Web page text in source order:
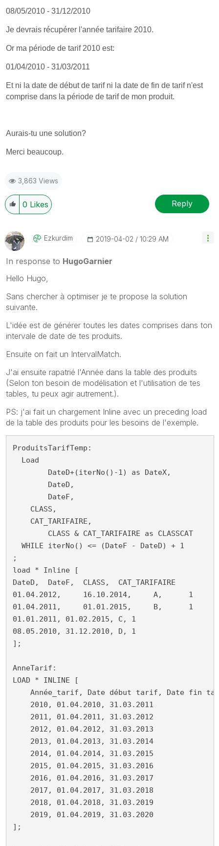
08/05/2010 - 31/12/2010
Je devrais récupérer l'année tarifaire 2010.
Or ma période de tarif 2010 est:
01/04/2010 - 31/03/2011
Et ni la date de début de tarif ni la date de fin de tarif n'est
comprise dans la période de tarif de mon produit.
Aurais-tu une solution?
Merci beaucoup.
3,863 Views
0 Likes Reply
Ezkurdim ‎2019-04-02 10:29 AM
In response to HugoGarnier
Hello Hugo,
Sans chercher à optimiser je te propose la solution
suivante.
L'idée est de générer toutes les dates comprises dans ton
intervale de date de tes produits.
Ensuite on fait un IntervalMatch.
J'ai ensuite rapatrié l'Année dans la table des produits
(Selon ton besoin de modélisation et l'utilisation de tes
tables, tu peux agir autrement.).
PS: j'ai fait un chargement Inline avec un preceding load
de la table des produits pour les besoins de l'exemple.
ProduitsTarifTemp:
  Load
    CLASS,
    CAT_TARIFAIRE,
  WHILE iterNo() <= (DateF - DateD) + 1
;
load * Inline [
DateD,	DateF,	CLASS,	CAT_TARIFAIRE
01.04.2012,	16.10.2014,	A,	1
01.04.2011,	01.01.2015,	B,	1
01.01.2011, 01.02.2015, C, 1
08.05.2010, 31.12.2010, D, 1
];
AnneTarif:
LOAD * INLINE [
Année_tarif, Date début tarif, Date fin
    2010, 01.04.2010, 31.03.2011
    2011, 01.04.2011, 31.03.2012
    2012, 01.04.2012, 31.03.2013
    2013, 01.04.2013, 31.03.2014
    2014, 01.04.2014, 31.03.2015
    2015, 01.04.2015, 31.03.2016
    2016, 01.04.2016, 31.03.2017
    2017, 01.04.2017, 31.03.2018
    2018, 01.04.2018, 31.03.2019
    2019, 01.04.2019, 31.03.2020
];